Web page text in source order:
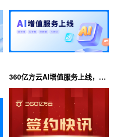
360亿方云AI增值服务上线，超
大限时优惠等你来！